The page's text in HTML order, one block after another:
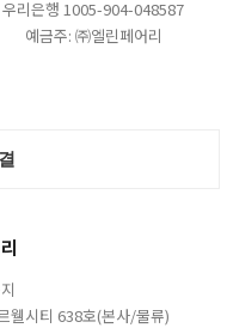
우리은행 1005-904-048587
예금주: ㈜엘린페어리
웰시티 638호(본사/물류)